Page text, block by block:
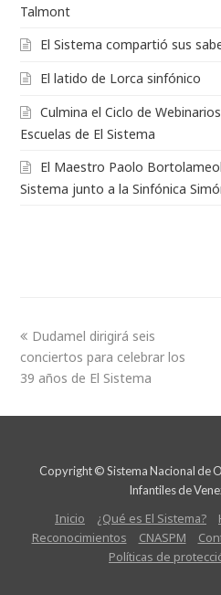
Talmont
El Sistema compartió sus
El latido de Lorca sinfónico
Culmina el Ciclo de
Escuelas de El Sistema
El Maestro Paolo
Sistema junto a la Sinfónica
Dudamel dirigirá seis
conciertos para celebrar los
39 años de El Sistema
Copyright © Sistema Nacional de
Infantiles de
Inicio ¿Qué es El Sistema?
Reconocimientos
CNASPM
Políticas de